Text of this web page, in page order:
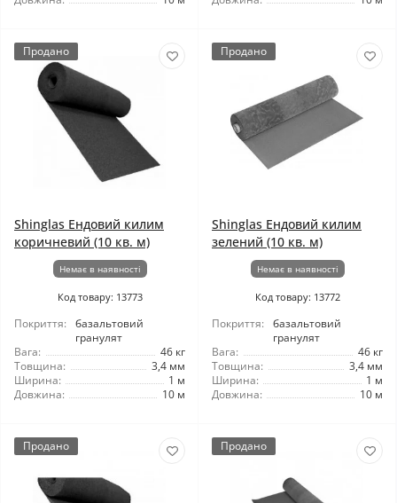
Продано
Shinglas Ендовий килим
коричневий (10 кв. м)
Немає в наявності
Код товару: 13773
Покриття:
базальтовий
гранулят
Вага:
46 кг
Товщина:
3,4 мм
Ширина:
1 м
Довжина:
10 м
Продано
Shinglas Ендовий килим
зелений (10 кв. м)
Немає в наявності
Код товару: 13772
Покриття:
базальтовий
гранулят
Вага:
46 кг
Товщина:
3,4 мм
Ширина:
1 м
Довжина:
10 м
Продано Продано